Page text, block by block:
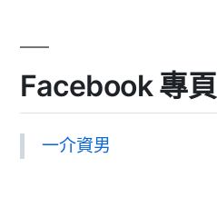
Facebook 專頁
一介資男